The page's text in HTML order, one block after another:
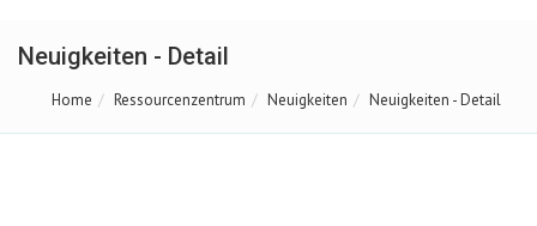
Neuigkeiten - Detail
Home Ressourcenzentrum Neuigkeiten Neuigkeiten - Detail